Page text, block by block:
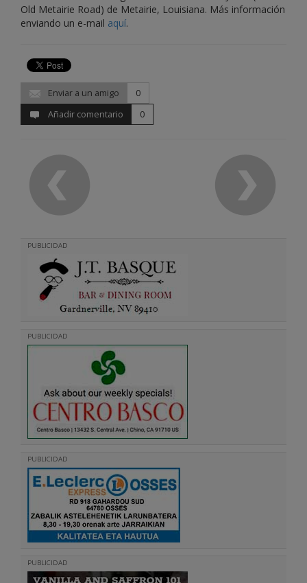
Old Metairie Road) de Metairie, Louisiana. Más información
enviando un e-mail aquí.
Enviar a un amigo
0
Añadir comentario
0
PUBLICIDAD
PUBLICIDAD
PUBLICIDAD
PUBLICIDAD